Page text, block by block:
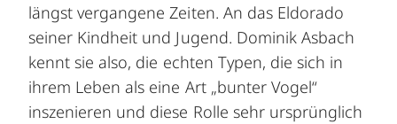
längst vergangene Zeiten. An das Eldorado
seiner Kindheit und Jugend. Dominik Asbach
kennt sie also, die echten Typen, die sich in
ihrem Leben als eine Art „bunter Vogel“
inszenieren und diese Rolle sehr ursprünglich